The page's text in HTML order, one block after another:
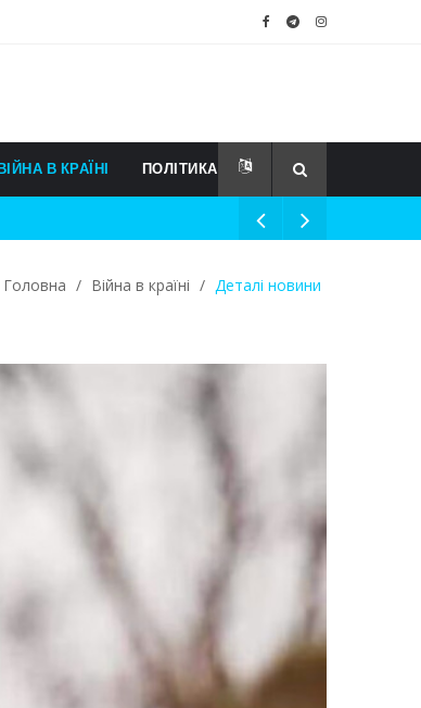
В КРАЇНІ ПОЛІТИКА
Головна / Війна в країні / Деталі новини